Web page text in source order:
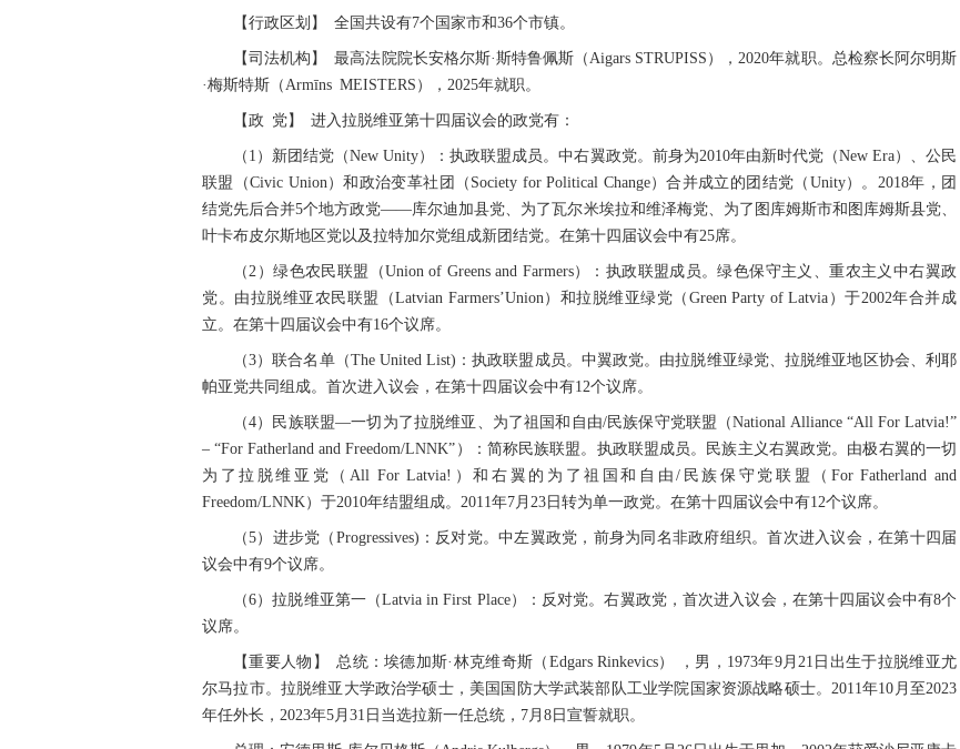
【行政区划】 全国共设有7个国家市和36个市镇。
【司法机构】 最高法院院长安格尔斯·斯特鲁佩斯（Aigars STRUPISS），2020年就职。总检察长阿尔明斯
·梅斯特斯（Armīns MEISTERS），2025年就职。
【政 党】 进入拉脱维亚第十四届议会的政党有：
（1）新团结党（New Unity）：执政联盟成员。中右翼政党。前身为2010年由新时代党（New Era）、公民
联盟（Civic Union）和政治变革社团（Society for Political Change）合并成立的团结党（Unity）。2018年，团
结党先后合并5个地方政党——库尔迪加县党、为了瓦尔米埃拉和维泽梅党、为了图库姆斯市和图库姆斯县党、
叶卡布皮尔斯地区党以及拉特加尔党组成新团结党。在第十四届议会中有25席。
（2）绿色农民联盟（Union of Greens and Farmers）：执政联盟成员。绿色保守主义、重农主义中右翼政
党。由拉脱维亚农民联盟（Latvian Farmers’Union）和拉脱维亚绿党（Green Party of Latvia）于2002年合并成
立。在第十四届议会中有16个议席。
（3）联合名单（The United List)：执政联盟成员。中翼政党。由拉脱维亚绿党、拉脱维亚地区协会、利耶
帕亚党共同组成。首次进入议会，在第十四届议会中有12个议席。
（4）民族联盟—一切为了拉脱维亚、为了祖国和自由/民族保守党联盟（National Alliance “All For Latvia!”
– “For Fatherland and Freedom/LNNK”）：简称民族联盟。执政联盟成员。民族主义右翼政党。由极右翼的一切
为了拉脱维亚党（All For Latvia!）和右翼的为了祖国和自由/民族保守党联盟（For Fatherland and
Freedom/LNNK）于2010年结盟组成。2011年7月23日转为单一政党。在第十四届议会中有12个议席。
（5）进步党（Progressives)：反对党。中左翼政党，前身为同名非政府组织。首次进入议会，在第十四届
议会中有9个议席。
（6）拉脱维亚第一（Latvia in First Place）：反对党。右翼政党，首次进入议会，在第十四届议会中有8个
议席。
【重要人物】 总统：埃德加斯·林克维奇斯（Edgars Rinkevics） ，男，1973年9月21日出生于拉脱维亚尤
尔马拉市。拉脱维亚大学政治学硕士，美国国防大学武装部队工业学院国家资源战略硕士。2011年10月至2023
年任外长，2023年5月31日当选拉新一任总统，7月8日宣誓就职。